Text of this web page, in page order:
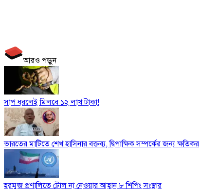
আরও পড়ুন
সাপ ধরলেই মিলবে ১২ লাখ টাকা!
ভারতের মাটিতে শেখ হাসিনার বক্তব্য, দ্বিপাক্ষিক সম্পর্কের জন্য ক্ষতিকর
হরমুজ প্রণালিতে টোল না নেওয়ার আহ্বান ৮ শিপিং সংস্থার